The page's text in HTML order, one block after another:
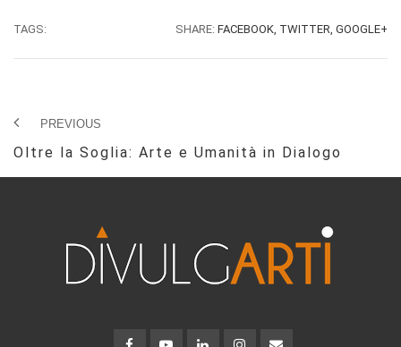
TAGS: SHARE: FACEBOOK, TWITTER, GOOGLE+
PREVIOUS
Oltre la Soglia: Arte e Umanità in Dialogo